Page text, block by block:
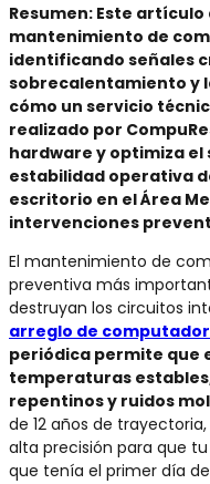
Resumen: Este
mantenimiento de
identificando señales
sobrecalentamiento y
cómo un servicio
realizado por
hardware y optimiza
estabilidad operativa
escritorio en el Área
intervenciones
El mantenimiento de
preventiva más
destruyan los circuitos
arreglo de
periódica permite que
temperaturas
repentinos y ruidos
de 12 años de
alta precisión para que
que tenía el primer día